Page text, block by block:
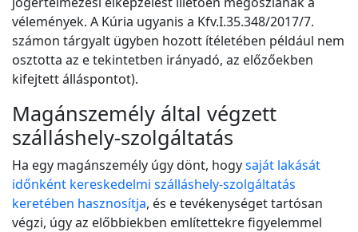
vélemények. A Kúria ugyanis a Kfv.I.35.348/2017/7.
számon tárgyalt ügyben hozott ítéletében például nem
osztotta az e tekintetben irányadó, az előzőekben
kifejtett álláspontot).
Magánszemély által végzett
szálláshely-szolgáltatás
Ha egy magánszemély úgy dönt, hogysaját lakását
időnként kereskedelmi szálláshely-szolgáltatás
keretében hasznosítja, és e tevékenységet tartósan
végzi, úgy az előbbiekben említettekre figyelemmel